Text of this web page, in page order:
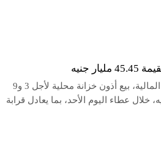
جنيه
أعلن البنك المركزي المصري، نيابةً عن وزارة المالية، بيع أذون خزانة محلية لأجل 3 و9
بلغت نحو 45.45 مليار جنيه، خلال عطاء اليوم الأحد، بما يعادل قرابة